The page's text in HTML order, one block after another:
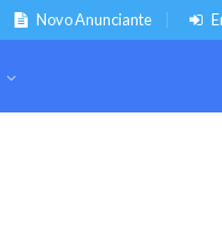
Novo Anunciante